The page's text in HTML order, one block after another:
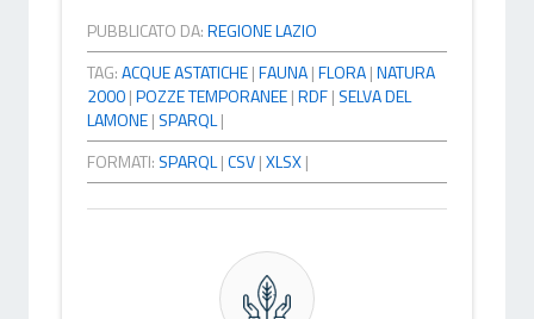
PUBBLICATO DA:REGIONE LAZIO
TAG:ACQUE ASTATICHE|FAUNA|FLORA|NATURA
2000|POZZE TEMPORANEE|RDF| SELVA DEL
LAMONE| SPARQL|
FORMATI: SPARQL|CSV|XLSX|